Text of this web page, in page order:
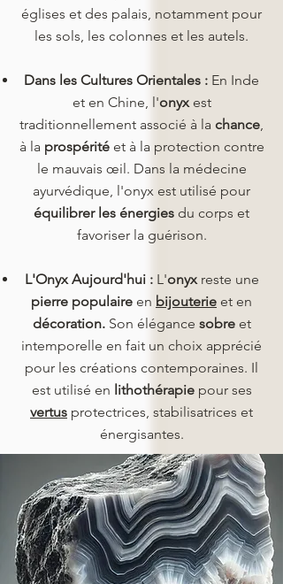
églises et des palais, notamment pour
les sols, les colonnes et les autels.
Dans les Cultures Orientales : En Inde
et en Chine, l'onyxest
traditionnellement associé à la chance
à la prospéritéet à la protection contre
le mauvais œil. Dans la médecine
ayurvédique, l'onyx est utilisé pour
équilibrer les énergies du corps et
favoriser la guérison.
L'Onyx Aujourd'hui : L'onyxreste une
pierre populaire en bijouterie et en
décoration.Son élégance sobre et
intemporelle en fait un choix apprécié
pour les créations contemporaines. Il
est utilisé en lithothérapiepour ses
vertus protectrices, stabilisatrices et
énergisantes.